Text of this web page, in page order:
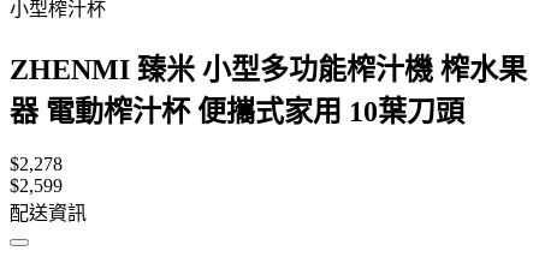
小型榨汁杯
ZHENMI 臻米 小型多功能榨汁機 榨水果
器 電動榨汁杯 便攜式家用 10葉刀頭
$2,278
$2,599
配送資訊